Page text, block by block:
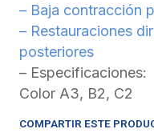
– Baja contracción
– Restauraciones
posteriores
– Especificaciones:
Color A3, B2, C2
COMPARTIR ESTE